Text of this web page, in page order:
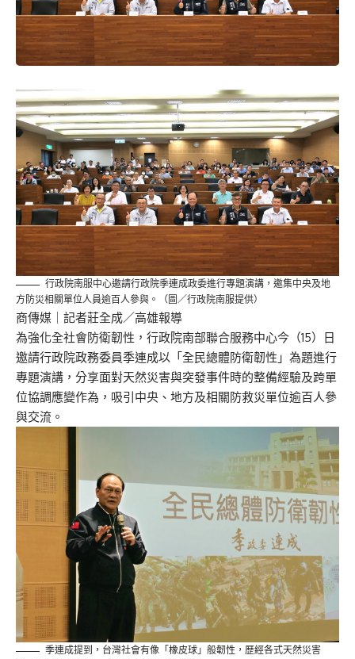
行政院南服中心邀請行政院季連成政委進行專題演講，邀集中央及地
方防災相關單位人員逾百人參與。（圖／行政院南服提供）
商傳媒 ｜記者莊全成／高雄報導
為強化全社會防衛韌性，行政院南部聯合服務中心今（15）日
邀請行政院政務委員季連成以「全民總體防衛韌性」為題進行
專題演講，分享面對天然災害與突發事件時的整備經驗及跨單
位協調應變作為，吸引中央、地方及相關防救災單位逾百人參
與交流。
季連成提到，台灣社會有像「橡皮球」般韌性，歷經各式天然災害